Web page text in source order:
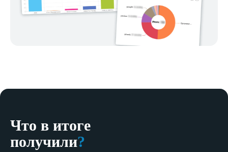
Что в итоге
получили?